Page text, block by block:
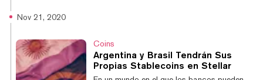
altcoins sigue a la de bitcoin. El precio de
Bitcoin ha subido un 10% en los últimos
siete días, y actualmente se sitúa en más de
Nov 21, 2020
Coins
Argentina y Brasil Tendrán Sus
Propias Stablecoins en Stellar